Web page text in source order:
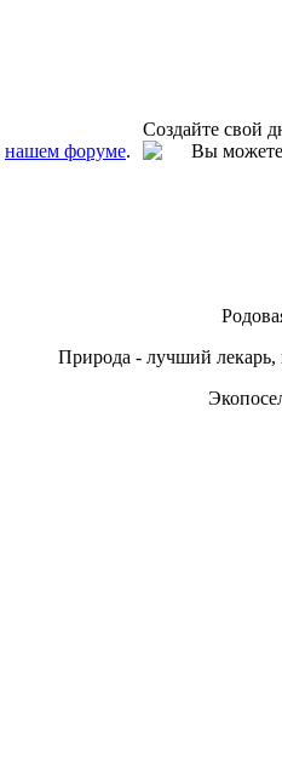
нашем форуме.
Создайте свой
Вы можете
Природа - лучший лекарь,